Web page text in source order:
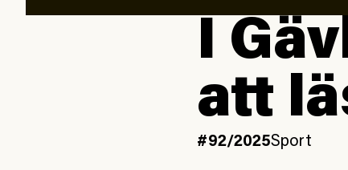
I
att
#92/2025Sport